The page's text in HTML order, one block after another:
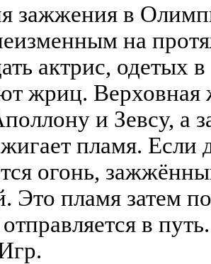
зажжения в
на
актрис, одетых
жриц. Верховная
и Зевсу, а
пламя.
огонь,
Это пламя затем
в